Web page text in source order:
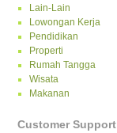
Lain-Lain
Lowongan Kerja
Pendidikan
Properti
Rumah Tangga
Wisata
Makanan
Customer Support